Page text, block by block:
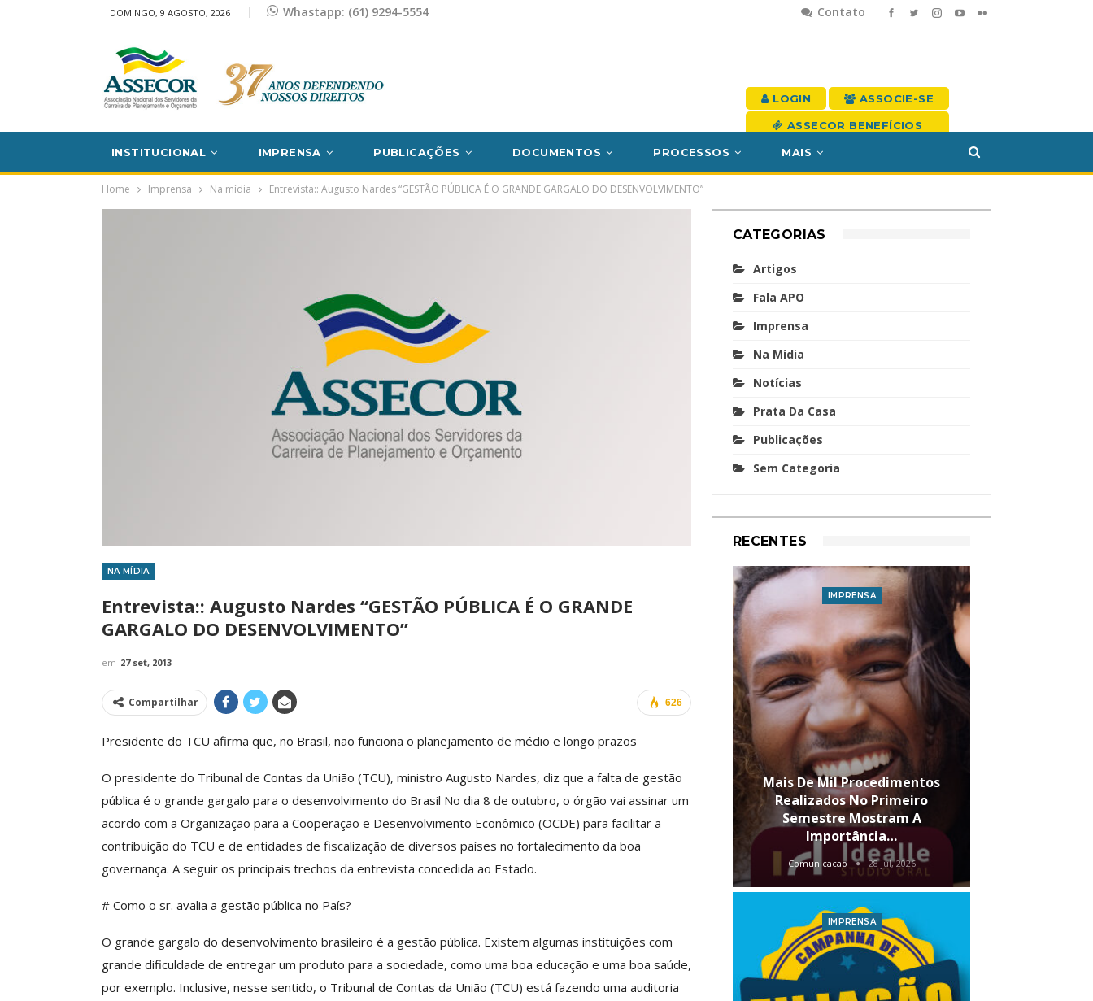
Contato
DOMINGO, 9 AGOSTO, 2026 Whastapp: (61) 9294-5554
LOGIN ASSOCIE-SE
ASSECOR BENEFÍCIOS
INSTITUCIONAL IMPRENSA PUBLICAÇÕES DOCUMENTOS PROCESSOS MAIS
Home Imprensa Na mídia Entrevista:: Augusto Nardes “GESTÃO PÚBLICA É O GRANDE GARGALO DO DESENVOLVIMENTO”
NA MÍDIA
Entrevista:: Augusto Nardes “GESTÃO PÚBLICA É O GRANDE
GARGALO DO DESENVOLVIMENTO”
em 27 set, 2013
626
Compartilhar
Presidente do TCU afirma que, no Brasil, não funciona o planejamento de médio e longo prazos
O presidente do Tribunal de Contas da União (TCU), ministro Augusto Nardes, diz que a falta de gestão
pública é o grande gargalo para o desenvolvimento do Brasil No dia 8 de outubro, o órgão vai assinar um
acordo com a Organização para a Cooperação e Desenvolvimento Econômico (OCDE) para facilitar a
contribuição do TCU e de entidades de fiscalização de diversos países no fortalecimento da boa
governança. A seguir os principais trechos da entrevista concedida ao Estado.
# Como o sr. avalia a gestão pública no País?
O grande gargalo do desenvolvimento brasileiro é a gestão pública. Existem algumas instituições com
grande dificuldade de entregar um produto para a sociedade, como uma boa educação e uma boa saúde,
por exemplo. Inclusive, nesse sentido, o Tribunal de Contas da União (TCU) está fazendo uma auditoria
CATEGORIAS
Artigos
Fala APO
Imprensa
Na Mídia
Notícias
Prata Da Casa
Publicações
Sem Categoria
RECENTES
ASSECOR Promove Palestra
“Como Criar Múltiplas Fontes
De Renda Sem…
Comunicacao 30 jun, 2026
ASSECOR Promove Oficina De
Pintura Em Taça Para
Associados
IMPRENSA
Mais De Mil Procedimentos
Realizados No Primeiro
Semestre Mostram A
Importância…
Comunicacao 28 jul, 2026
IMPRENSA